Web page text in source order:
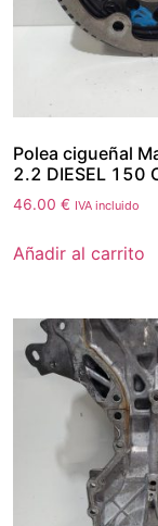
Polea cigueñal
2.2 DIESEL 150
46.00€ IVA incluido
Añadir al carrito